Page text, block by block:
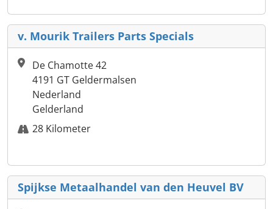
v. Mourik Trailers Parts Specials
De Chamotte 42
4191 GT Geldermalsen
Nederland
Gelderland
28 Kilometer
Spijkse Metaalhandel van den Heuvel BV